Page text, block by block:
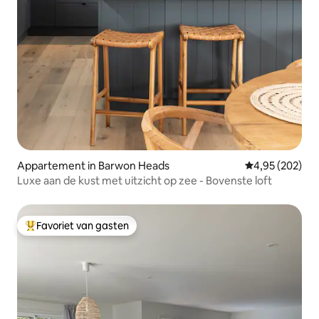
Appartement in Barwon Heads Gemiddelde
4,95 (202)
Luxe aan de kust met uitzicht op zee - Bovenste loft
Topfavoriet van gasten
Favoriet van gasten